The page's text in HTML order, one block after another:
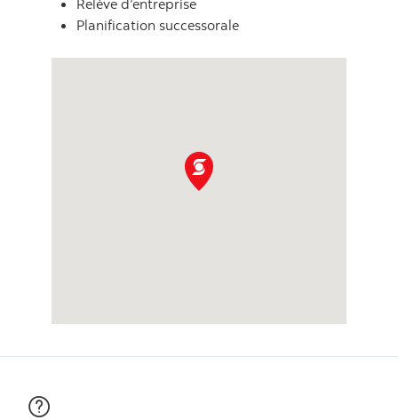
Relève d’entreprise
Planification successorale